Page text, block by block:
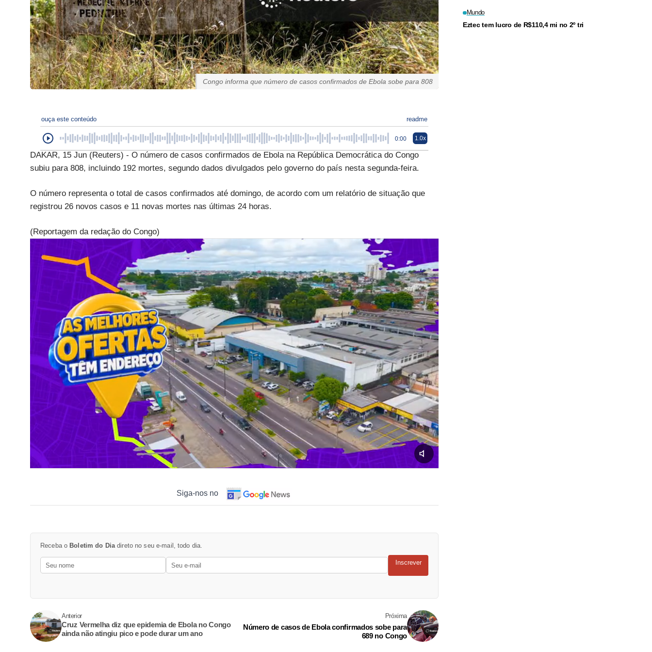
Congo informa que número de casos confirmados de Ebola sobe para 808
ouça este conteúdo readme
0:00 1.0x
DAKAR, 15 Jun (Reuters) - O número de casos confirmados de Ebola na República Democrática do Congo
subiu para 808, incluindo 192 mortes, segundo dados divulgados pelo governo do país nesta segunda-feira.
O número representa o total de casos confirmados até domingo, de acordo com um relatório de situação que
registrou 26 novos casos e 11 novas mortes nas últimas 24 horas.
(Reportagem da redação do Congo)
Siga-nos no
Receba o Boletim do Dia direto no seu e-mail, todo dia.
Inscrever
Anterior
Cruz Vermelha diz que epidemia de Ebola no Congo
ainda não atingiu pico e pode durar um ano
Próxima
Número de casos de Ebola confirmados sobe para
689 no Congo
Mundo
Eztec tem lucro de R$110,4 mi no 2º tri